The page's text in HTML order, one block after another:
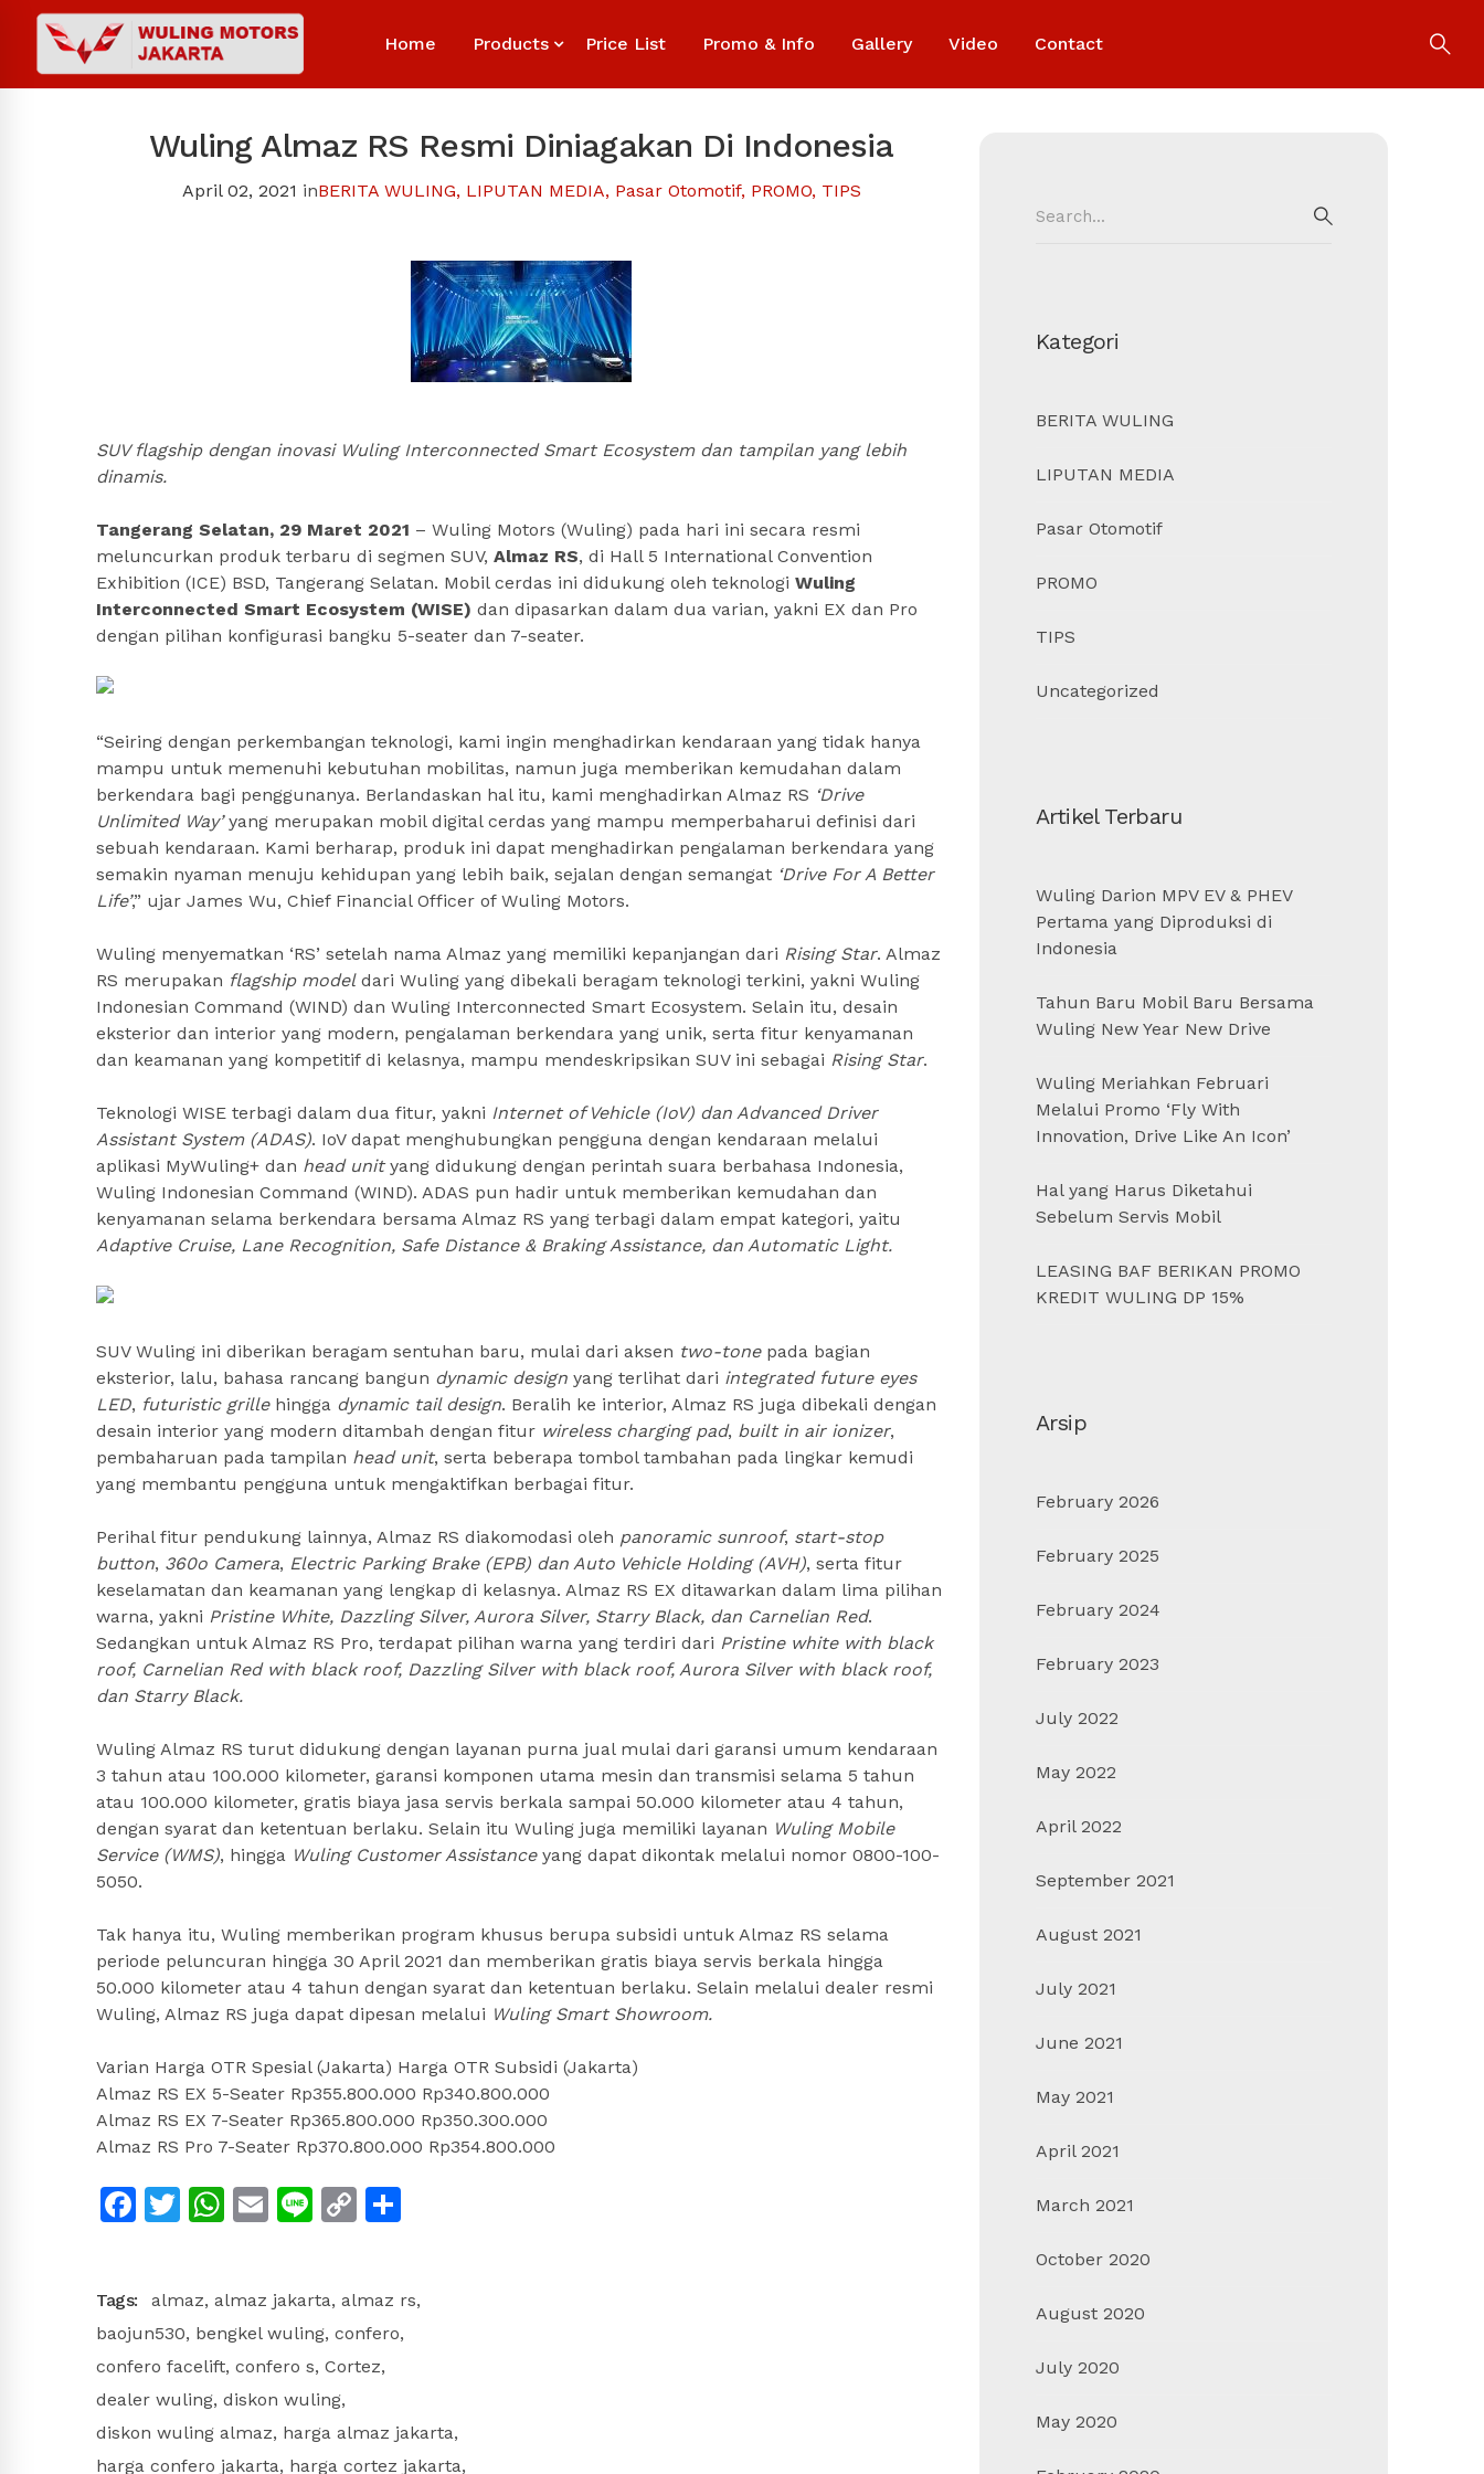
Home Products Price List Promo & Info Gallery Video Contact
Wuling Almaz RS Resmi Diniagakan Di Indonesia
April 02, 2021 inBERITA WULING, LIPUTAN MEDIA, Pasar Otomotif, PROMO, TIPS
SUV flagship dengan inovasi Wuling Interconnected Smart Ecosystem dan tampilan yang lebih
dinamis.
Tangerang Selatan, 29 Maret 2021 – Wuling Motors (Wuling) pada hari ini secara resmi
meluncurkan produk terbaru di segmen SUV, Almaz RS, di Hall 5 International Convention
Exhibition (ICE) BSD, Tangerang Selatan. Mobil cerdas ini didukung oleh teknologi Wuling
Interconnected Smart Ecosystem (WISE) dan dipasarkan dalam dua varian, yakni EX dan Pro
dengan pilihan konfigurasi bangku 5-seater dan 7-seater.
“Seiring dengan perkembangan teknologi, kami ingin menghadirkan kendaraan yang tidak hanya
mampu untuk memenuhi kebutuhan mobilitas, namun juga memberikan kemudahan dalam
berkendara bagi penggunanya. Berlandaskan hal itu, kami menghadirkan Almaz RS ‘Drive
Unlimited Way’yang merupakan mobil digital cerdas yang mampu memperbaharui definisi dari
sebuah kendaraan. Kami berharap, produk ini dapat menghadirkan pengalaman berkendara yang
semakin nyaman menuju kehidupan yang lebih baik, sejalan dengan semangat ‘Drive For A Better
Life’,” ujar James Wu, Chief Financial Officer of Wuling Motors.
Wuling menyematkan ‘RS’ setelah nama Almaz yang memiliki kepanjangan dari Rising Star. Almaz
RS merupakan flagship modeldari Wuling yang dibekali beragam teknologi terkini, yakni Wuling
Indonesian Command (WIND) dan Wuling Interconnected Smart Ecosystem. Selain itu, desain
eksterior dan interior yang modern, pengalaman berkendara yang unik, serta fitur kenyamanan
dan keamanan yang kompetitif di kelasnya, mampu mendeskripsikan SUV ini sebagai Rising Star.
Teknologi WISE terbagi dalam dua fitur, yakni Internet of Vehicle (IoV) dan Advanced Driver
Assistant System (ADAS). IoV dapat menghubungkan pengguna dengan kendaraan melalui
aplikasi MyWuling+ dan head unityang didukung dengan perintah suara berbahasa Indonesia,
Wuling Indonesian Command (WIND). ADAS pun hadir untuk memberikan kemudahan dan
kenyamanan selama berkendara bersama Almaz RS yang terbagi dalam empat kategori, yaitu
Adaptive Cruise, Lane Recognition, Safe Distance & Braking Assistance, dan Automatic Light.
SUV Wuling ini diberikan beragam sentuhan baru, mulai dari aksen two-tonepada bagian
eksterior, lalu, bahasa rancang bangun dynamic design yang terlihat dari integrated future eyes
LED, futuristic grillehingga dynamic tail design. Beralih ke interior, Almaz RS juga dibekali dengan
desain interior yang modern ditambah dengan fitur wireless charging pad, built in air ionizer,
pembaharuan pada tampilan head unit, serta beberapa tombol tambahan pada lingkar kemudi
yang membantu pengguna untuk mengaktifkan berbagai fitur.
Perihal fitur pendukung lainnya, Almaz RS diakomodasi oleh panoramic sunroof, start-stop
button, 360o Camera, Electric Parking Brake (EPB) dan Auto Vehicle Holding (AVH), serta fitur
keselamatan dan keamanan yang lengkap di kelasnya. Almaz RS EX ditawarkan dalam lima pilihan
warna, yakni Pristine White, Dazzling Silver, Aurora Silver, Starry Black, dan Carnelian Red.
Sedangkan untuk Almaz RS Pro, terdapat pilihan warna yang terdiri dari Pristine white with black
roof, Carnelian Red with black roof, Dazzling Silver with black roof, Aurora Silver with black roof,
dan Starry Black.
Wuling Almaz RS turut didukung dengan layanan purna jual mulai dari garansi umum kendaraan
3 tahun atau 100.000 kilometer, garansi komponen utama mesin dan transmisi selama 5 tahun
atau 100.000 kilometer, gratis biaya jasa servis berkala sampai 50.000 kilometer atau 4 tahun,
dengan syarat dan ketentuan berlaku. Selain itu Wuling juga memiliki layanan Wuling Mobile
Service (WMS), hingga Wuling Customer Assistanceyang dapat dikontak melalui nomor 0800-100-
5050.
Tak hanya itu, Wuling memberikan program khusus berupa subsidi untuk Almaz RS selama
periode peluncuran hingga 30 April 2021 dan memberikan gratis biaya servis berkala hingga
50.000 kilometer atau 4 tahun dengan syarat dan ketentuan berlaku. Selain melalui dealer resmi
Wuling, Almaz RS juga dapat dipesan melalui Wuling Smart Showroom.
Varian Harga OTR Spesial (Jakarta) Harga OTR Subsidi (Jakarta)
Almaz RS EX 5-Seater Rp355.800.000 Rp340.800.000
Almaz RS EX 7-Seater Rp365.800.000 Rp350.300.000
Almaz RS Pro 7-Seater Rp370.800.000 Rp354.800.000
Facebook
Twitter
WhatsApp
Email
LineCopy
Tags: almaz, almaz jakarta, almaz rs,
baojun530, bengkel wuling, confero,
confero facelift, confero s, Cortez,
dealer wuling, diskon wuling,
diskon wuling almaz, harga almaz jakarta,
harga confero jakarta, harga cortez jakarta,
for:
Kategori
BERITA WULING
LIPUTAN MEDIA
Pasar Otomotif
PROMO
TIPS
Uncategorized
Artikel Terbaru
Wuling Darion MPV EV & PHEV
Pertama yang Diproduksi di
Indonesia
Tahun Baru Mobil Baru Bersama
Wuling New Year New Drive
Wuling Meriahkan Februari
Melalui Promo ‘Fly With
Innovation, Drive Like An Icon’
Hal yang Harus Diketahui
Sebelum Servis Mobil
LEASING BAF BERIKAN PROMO
KREDIT WULING DP 15%
Arsip
February 2026
February 2025
February 2024
February 2023
July 2022
May 2022
April 2022
September 2021
August 2021
July 2021
June 2021
May 2021
April 2021
March 2021
October 2020
August 2020
July 2020
May 2020